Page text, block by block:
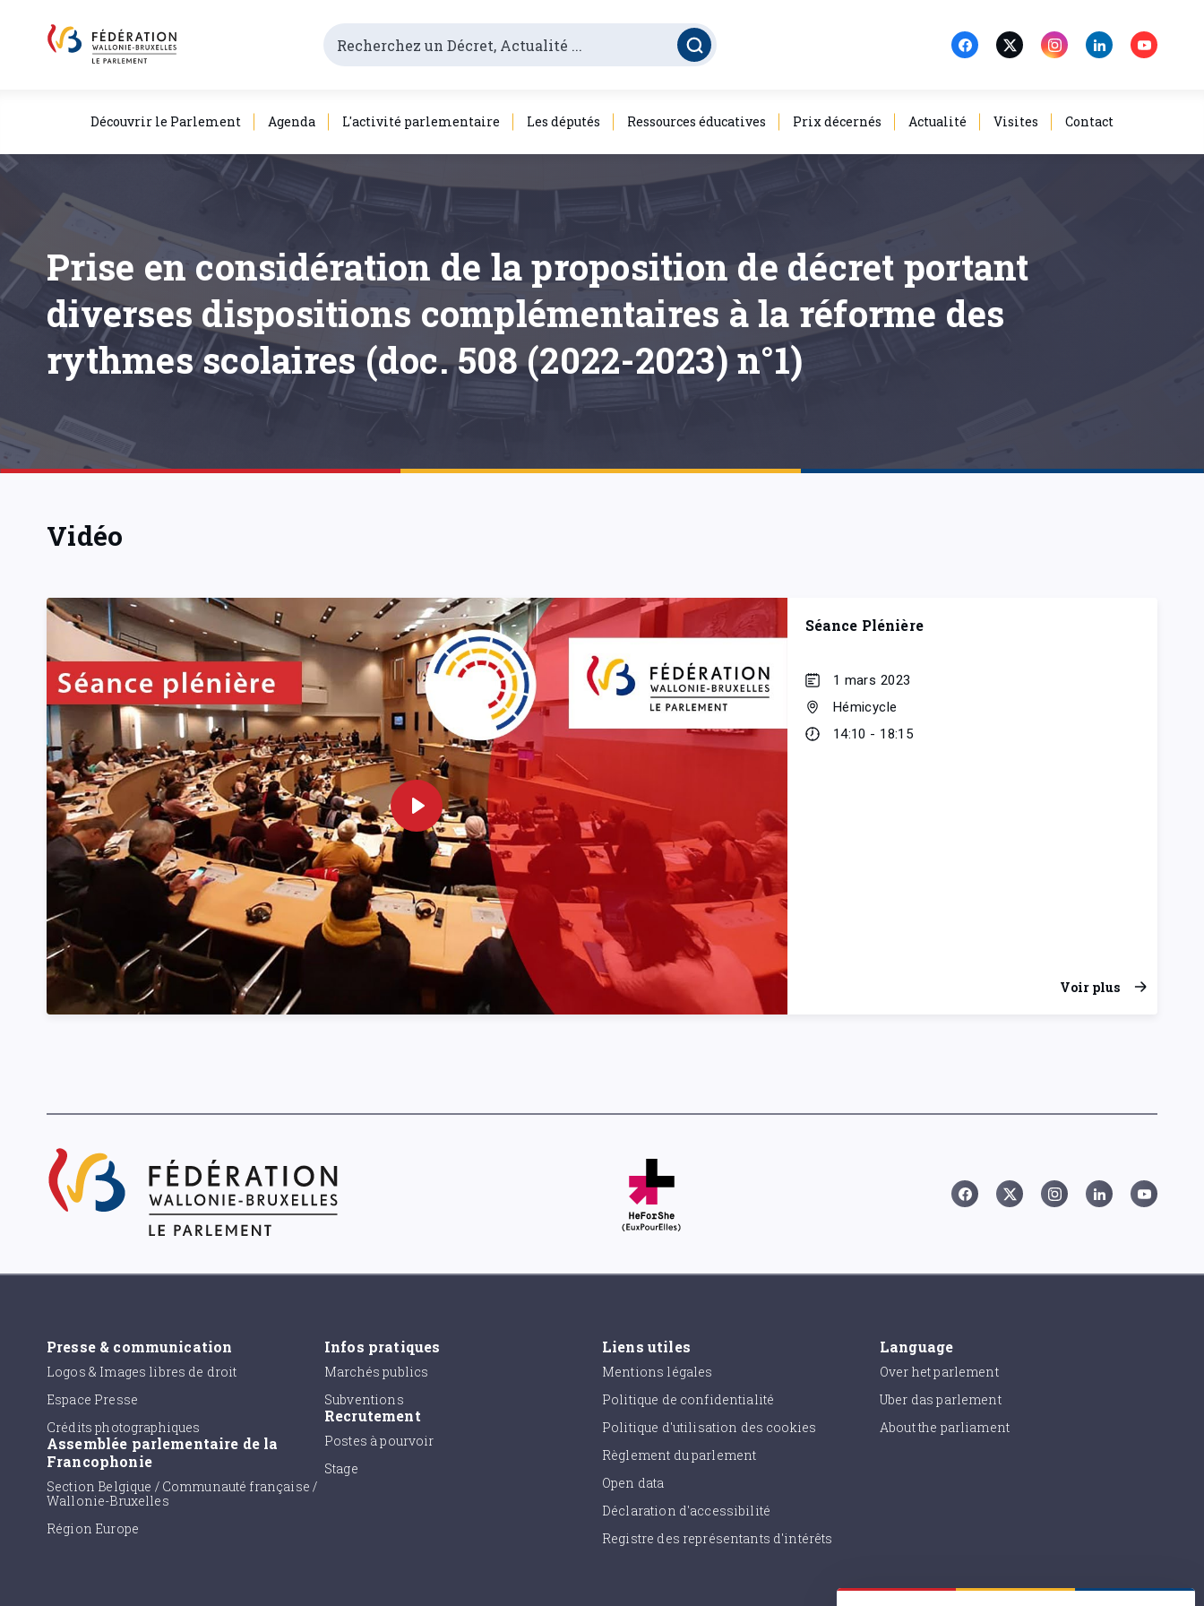
Découvrir le Parlement Agenda L'activité parlementaire Les députés Ressources éducatives Prix décernés Actualité Visites Contact
Prise en considération de la proposition de décret portant
diverses dispositions complémentaires à la réforme des
rythmes scolaires (doc. 508 (2022-2023) n°1)
Vidéo
Séance Plénière
1 mars 2023
Hémicycle
14:10 - 18:15
Voir plus
Presse & communication
Logos & Images libres de droit
Espace Presse
Crédits photographiques
Assemblée parlementaire de la
Francophonie
Section Belgique / Communauté française /
Wallonie-Bruxelles
Région Europe
Infos pratiques
Marchés publics
Subventions
Recrutement
Postes à pourvoir
Stage
Liens utiles
Mentions légales
Politique de confidentialité
Politique d'utilisation des cookies
Règlement du parlement
Open data
Déclaration d'accessibilité
Registre des représentants d'intérêts
Language
Over het parlement
Uber das parlement
About the parliament